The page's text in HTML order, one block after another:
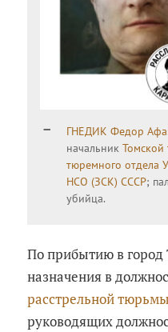
ГНЕДИК Федор
начальник
тюремного отдела
НСО (ЗСК) СССР;
убийца.
По прибытию в город
назначения в
расстрельной тюрьмы
руководящих